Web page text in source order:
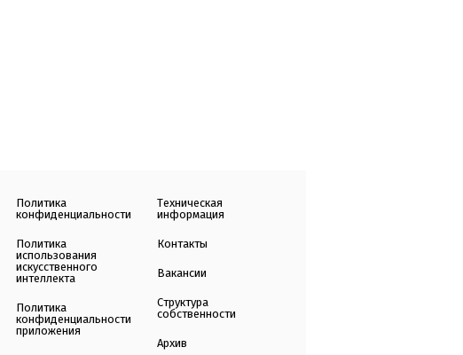
Политика
конфиденциальности
Политика
использования
искусственного
интеллекта
Политика
конфиденциальности
приложения
Техническая
информация
Контакты
Вакансии
Структура
собственности
Архив